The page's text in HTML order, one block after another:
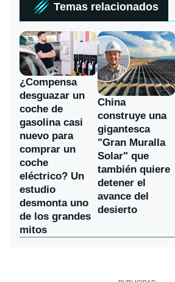
Temas relacionados
¿Compensa
desguazar un
coche de
gasolina casi
nuevo para
comprar un
coche
eléctrico? Un
estudio
desmonta uno
de los grandes
mitos
China
construye una
gigantesca
"Gran Muralla
Solar" que
también quiere
detener el
avance del
desierto